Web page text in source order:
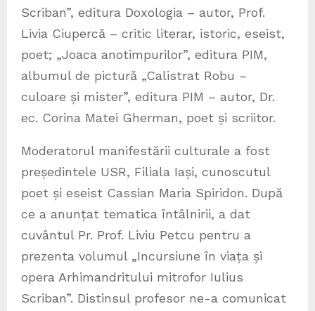
Scriban”, editura Doxologia – autor, Prof.
Livia Ciupercă – critic literar, istoric, eseist,
poet; „Joaca anotimpurilor”, editura PIM,
albumul de pictură „Calistrat Robu –
culoare și mister”, editura PIM – autor, Dr.
ec. Corina Matei Gherman, poet și scriitor.
Moderatorul manifestării culturale a fost
președintele USR, Filiala Iași, cunoscutul
poet și eseist Cassian Maria Spiridon. După
ce a anunțat tematica întâlnirii, a dat
cuvântul Pr. Prof. Liviu Petcu pentru a
prezenta volumul „Incursiune în viața și
opera Arhimandritului mitrofor Iulius
Scriban”. Distinsul profesor ne-a comunicat